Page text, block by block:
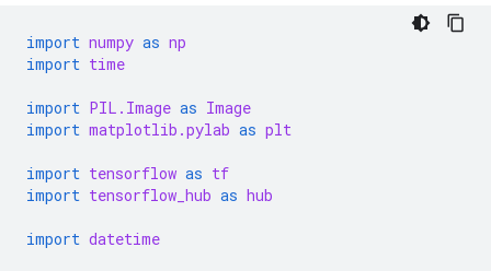
import numpy as np
import time
import PIL.Image as Image
import matplotlib.pylab as plt
import tensorflow as tf
import tensorflow_hub as hub
import datetime